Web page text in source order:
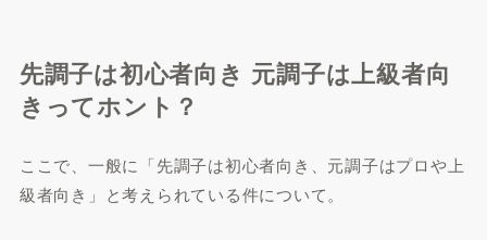
先調子は初心者向き 元調子は上級者向
きってホント？
ここで、一般に「先調子は初心者向き、元調子はプロや上
級者向き」と考えられている件について。